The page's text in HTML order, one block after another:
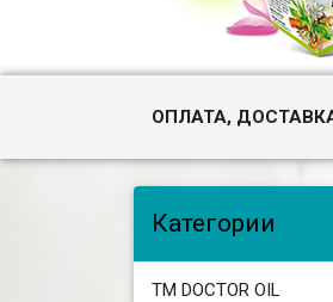
ОПЛАТА,
Категории
ТМ DOCTOR OIL